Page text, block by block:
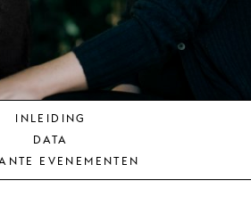
PUBLIEK
DE
MUNT
INLEIDING
DATA
EVENEMENTEN